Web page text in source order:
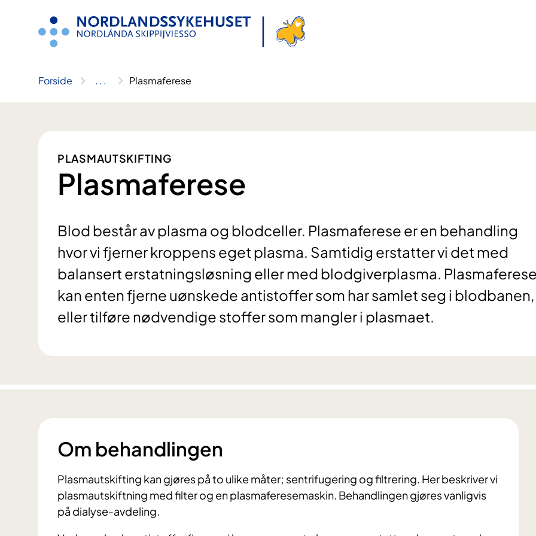
Forside .. . Plasmaferese
PLASMAUTSKIFTING
Plasmaferese
Blod består av plasma og blodceller. Plasmaferese er en behandling
hvor vi fjerner kroppens eget plasma. Samtidig erstatter vi det med
balansert erstatningsløsning eller med blodgiverplasma.
kan enten fjerne uønskede antistoffer som har samlet seg i blodbanen,
eller tilføre nødvendige stoffer som mangler i plasmaet.
Om behandlingen
Plasmautskifting kan gjøres på to ulike måter; sentrifugering og filtrering. Her beskriver vi
plasmautskiftning med filter og en plasmaferesemaskin. Behandlingen gjøres vanligvis
på dialyse-avdeling.